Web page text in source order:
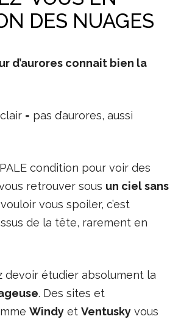
DES NUAGES
d’aurores connait bien la
= pas d’aurores, aussi
condition pour voir des
retrouver sous un ciel sans
vous spoiler, c’est
de la tête, rarement en
devoir étudier absolument la
. Des sites et
Windy et Ventusky vous